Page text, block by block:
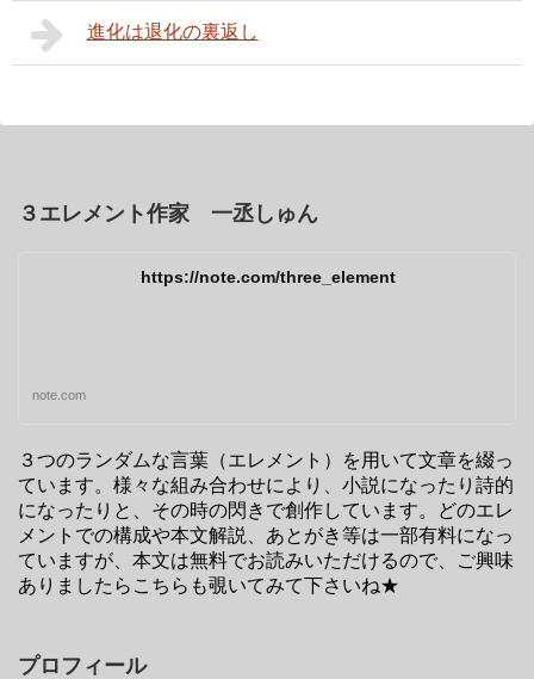
進化は退化の裏返し
３エレメント作家 一丞しゅん
https://note.com/three_element
note.com
３つのランダムな言葉（エレメント）を用いて文章を綴っ
ています。様々な組み合わせにより、小説になったり詩的
になったりと、その時の閃きで創作しています。どのエレ
メントでの構成や本文解説、あとがき等は一部有料になっ
ていますが、本文は無料でお読みいただけるので、ご興味
ありましたらこちらも覗いてみて下さいね★
プロフィール